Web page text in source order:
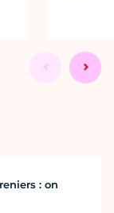
: on